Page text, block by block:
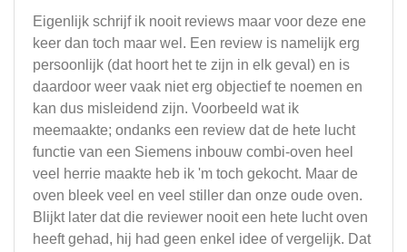
Eigenlijk schrijf ik nooit reviews maar voor deze ene
keer dan toch maar wel. Een review is namelijk erg
persoonlijk (dat hoort het te zijn in elk geval) en is
daardoor weer vaak niet erg objectief te noemen en
kan dus misleidend zijn. Voorbeeld wat ik
meemaakte; ondanks een review dat de hete lucht
functie van een Siemens inbouw combi-oven heel
veel herrie maakte heb ik 'm toch gekocht. Maar de
oven bleek veel en veel stiller dan onze oude oven.
Blijkt later dat die reviewer nooit een hete lucht oven
heeft gehad, hij had geen enkel idee of vergelijk. Dat